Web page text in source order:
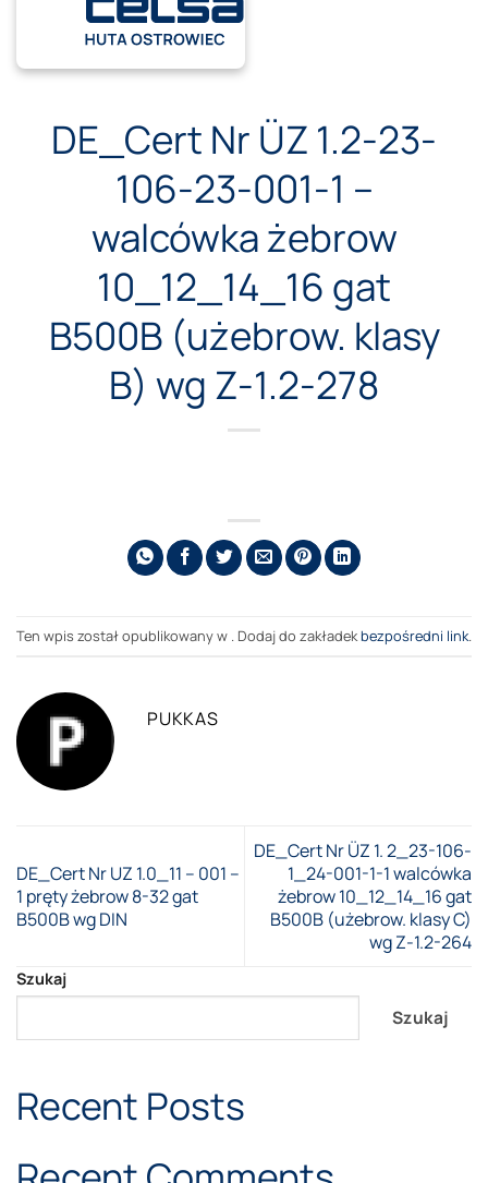
DE_Cert Nr ÜZ 1.2-23-
106-23-001-1 –
walcówka żebrow
10_12_14_16 gat
B500B (użebrow. klasy
B) wg Z-1.2-278
Ten wpis został opublikowany w . Dodaj do zakładekbezpośredni link.
PUKKAS
DE_Cert Nr UZ 1.0_11 – 001 –
1 pręty żebrow 8-32 gat
B500B wg DIN
DE_Cert Nr ÜZ 1. 2_23-106-
1_24-001-1-1 walcówka
żebrow 10_12_14_16 gat
B500B (użebrow. klasy C)
wg Z-1.2-264
Szukaj
Szukaj
Recent Posts